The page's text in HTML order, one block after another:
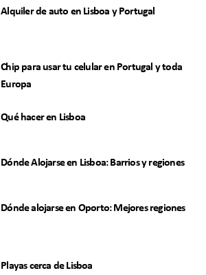
Alquiler de auto en Lisboa y Portugal
Chip para usar tu celular en Portugal y toda
Europa
Qué hacer en Lisboa
Dónde Alojarse en Lisboa: Barrios y regiones
Dónde alojarse en Oporto: Mejores regiones
Playas cerca de Lisboa